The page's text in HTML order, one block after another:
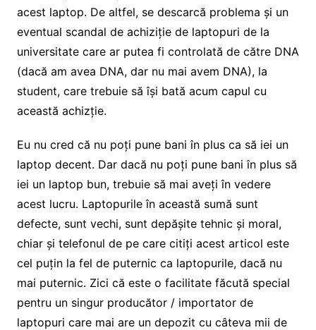
acest laptop. De altfel, se descarcă problema și un
eventual scandal de achiziție de laptopuri de la
universitate care ar putea fi controlată de către DNA
(dacă am avea DNA, dar nu mai avem DNA), la
student, care trebuie să își bată acum capul cu
această achizție.
Eu nu cred că nu poți pune bani în plus ca să iei un
laptop decent. Dar dacă nu poți pune bani în plus să
iei un laptop bun, trebuie să mai aveți în vedere
acest lucru. Laptopurile în această sumă sunt
defecte, sunt vechi, sunt depășite tehnic și moral,
chiar și telefonul de pe care citiți acest articol este
cel puțin la fel de puternic ca laptopurile, dacă nu
mai puternic. Zici că este o facilitate făcută special
pentru un singur producător / importator de
laptopuri care mai are un depozit cu câteva mii de